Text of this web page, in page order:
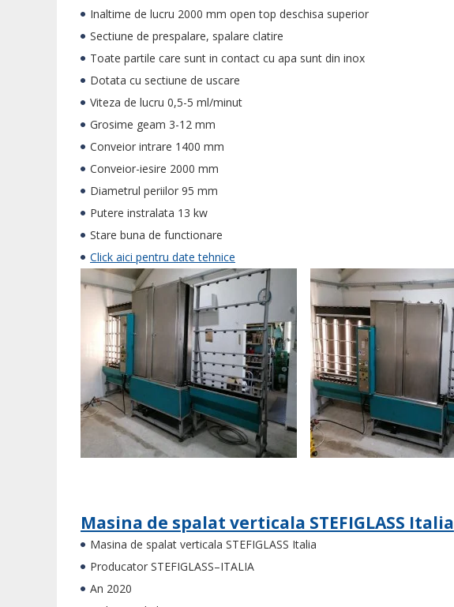
Inaltime de lucru 2000 mm open top deschisa superior
Sectiune de prespalare, spalare clatire
Toate partile care sunt in contact cu apa sunt din inox
Dotata cu sectiune de uscare
Viteza de lucru 0,5-5 ml/minut
Grosime geam 3-12 mm
Conveior intrare 1400 mm
Conveior-iesire 2000 mm
Diametrul periilor 95 mm
Putere instralata 13 kw
Stare buna de functionare
Click aici pentru date tehnice
Masina de spalat verticala STEFIGLASS Italia
Masina de spalat verticala STEFIGLASS Italia
Producator STEFIGLASS–ITALIA
An 2020